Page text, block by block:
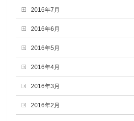
2016年7月
2016年6月
2016年5月
2016年4月
2016年3月
2016年2月